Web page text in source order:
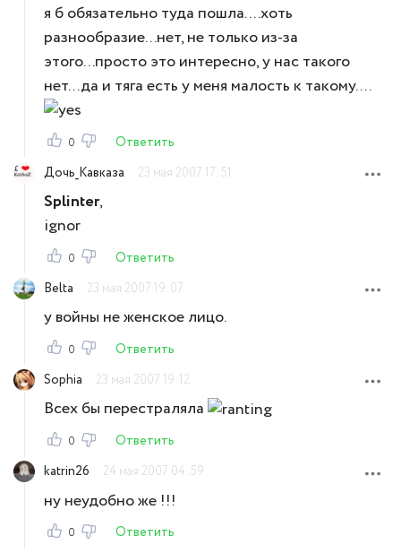
я б обязательно туда пошла....хоть
разнообразие...нет, не только из-за
этого...просто это интересно, у нас такого
нет...да и тяга есть у меня малость к такому....
0
Ответить
Дочь_Кавказа
23 мая 2007 17:51
Splinter,
ignor
0
Ответить
Belta
23 мая 2007 19:07
у войны не женское лицо.
0
Ответить
Sophia
23 мая 2007 19:12
Всех бы перестраляла
0
Ответить
katrin26
24 мая 2007 04:59
ну неудобно же !!!
0
Ответить